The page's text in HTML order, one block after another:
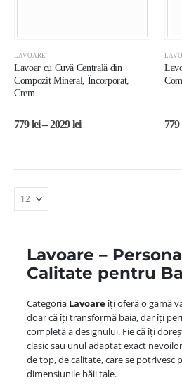
LAVOARE
Lavoar cu Cuvă Centrală din
Compozit Mineral, Încorporat,
Crem
779lei–2029lei 779
Lavoare –
Calitate pentru
Categoria Lavoareîți oferă o gamă
doar că îți transformă baia, dar îți
completă a designului. Fie că îți
clasic sau unul adaptat exact
de top, de calitate, care se potrivesc
dimensiunile băii tale.